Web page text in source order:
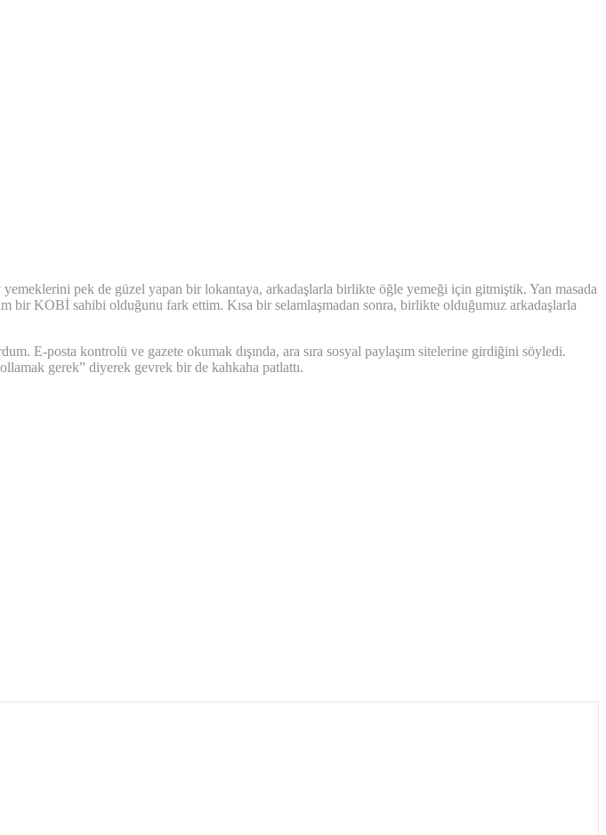
pek de güzel yapan bir lokantaya, arkadaşlarla birlikte öğle yemeği için gitmiştik. Yan masada
bir KOBİ sahibi olduğunu fark ettim. Kısa bir selamlaşmadan sonra, birlikte olduğumuz arkadaşlarla
E-posta kontrolü ve gazete okumak dışında, ara sıra sosyal paylaşım sitelerine girdiğini söyledi.
gerek” diyerek gevrek bir de kahkaha patlattı.